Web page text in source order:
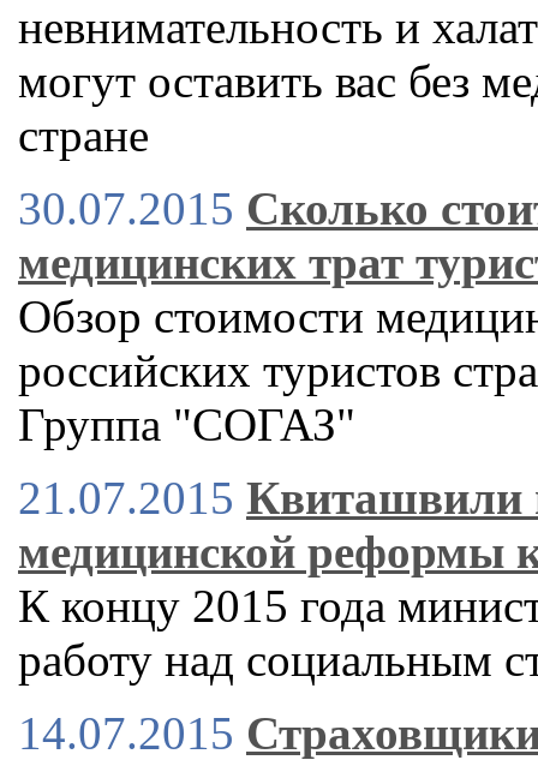
невнимательность и
могут оставить вас без
стране
30.07.2015 Сколько
медицинских трат
Обзор стоимости
российских туристов
Группа "СОГАЗ"
21.07.2015 Квиташвили
медицинской реформы к
К концу 2015 года
работу над социальным
14.07.2015